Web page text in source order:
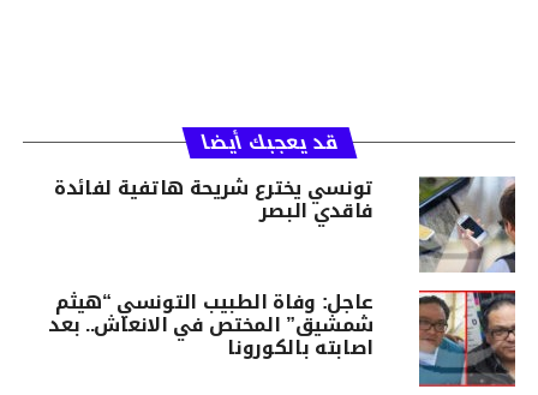
قد يعجبك أيضا
تونسي يخترع شريحة هاتفية لفائدة
فاقدي البصر
عاجل: وفاة الطبيب التونسي “هيثم
شمشيق” المختص في الانعاش.. بعد
اصابته بالكورونا